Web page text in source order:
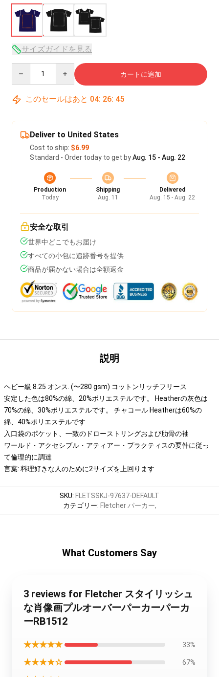
サイズガイドを見る
カートに追加
このセールはあと 04: 26: 45
Deliver to United States
Cost to ship: $6.99
Standard - Order today to get byAug. 15 - Aug. 22
Production
Today
Shipping
Aug. 11
Delivered
Aug. 15 - Aug. 22
安全な取引
世界中どこでもお届け
すべての小包に追跡番号を提供
商品が届かない場合は全額返金
説明
ヘビー級 8.25 オンス. (〜280 gsm) コットンリッチフリース
安定した色は80%の綿、20%ポリエステルです。 Heatherの灰色は
70%の綿、30%ポリエステルです。 チャコール Heatherは60%の
綿、40%ポリエステルです
入口袋のポケット、一致のドローストリングおよび肋骨の袖
ワールド・アクセシブル・アティアー・プラクティスの要件に従っ
て倫理的に調達
言葉: 料理好きな人のために2サイズを上回ります
SKU: FLETSSKJ-97637-DEFAULT
カテゴリー: Fletcher パーカー,
What Customers Say
3 reviews for Fletcher スタイリッシュ
な肖像画プルオーバーパーカーパーカ
ーRB1512
★★★★★ 33%
★★★★☆ 67%